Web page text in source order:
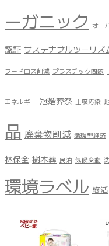
ーガニック オー
認証 サステナブルツーリズ
フードロス削減 プラスチック問題
エネルギー 冠婚葬祭 土壌汚染
品 廃棄物削減 循環型経済
林保全 樹木葬 民泊 気候変動
環境ラベル 終活